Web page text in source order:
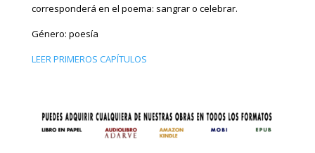
corresponderá en el poema: sangrar o celebrar.
Género: poesía
LEER PRIMEROS CAPÍTULOS